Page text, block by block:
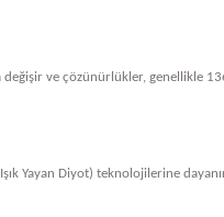
ve çözünürlükler, genellikle
Yayan Diyot) teknolojilerine